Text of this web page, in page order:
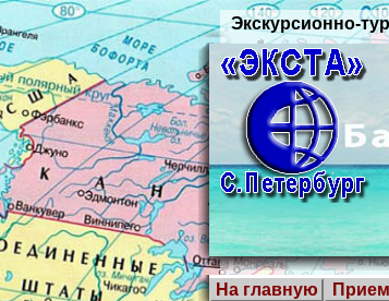
Экскурсионно-
На главную